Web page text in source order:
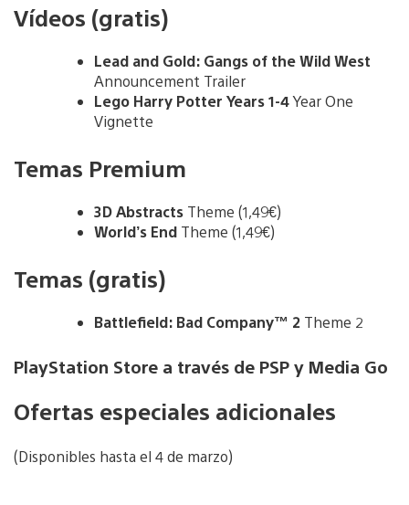
Vídeos (gratis)
Lead and Gold: Gangs of the Wild West
Announcement Trailer
Lego Harry Potter Years 1-4Year One
Vignette
Temas Premium
3D Abstracts Theme (1,49€)
World’s End Theme (1,49€)
Temas (gratis)
Battlefield: Bad Company™ 2 Theme 2
PlayStation Store a través de PSP y Media Go
Ofertas especiales adicionales
(Disponibles hasta el 4 de marzo)